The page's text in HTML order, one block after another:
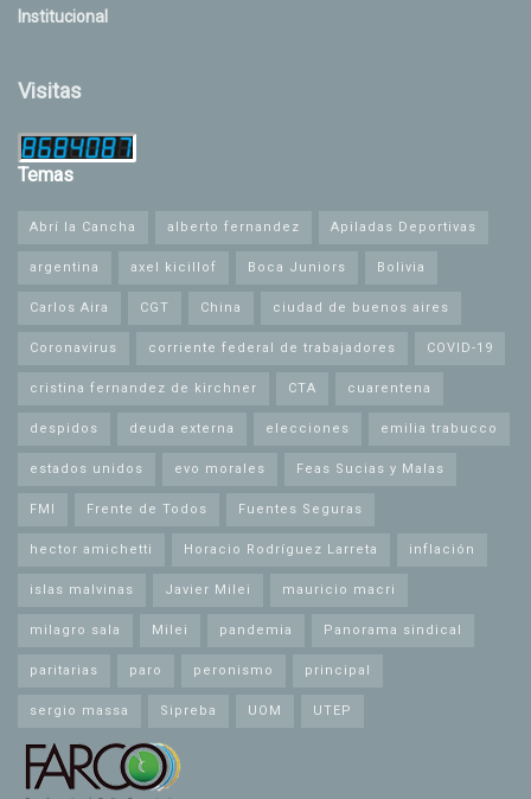
Institucional
Visitas
Temas
Abrí la Cancha alberto fernandez Apiladas Deportivas
argentina axel kicillof Boca Juniors Bolivia
Carlos Aira CGT China ciudad de buenos aires
Coronavirus corriente federal de trabajadores COVID-19
cristina fernandez de kirchner CTA cuarentena
despidos deuda externa elecciones emilia trabucco
estados unidos evo morales Feas Sucias y Malas
FMI Frente de Todos Fuentes Seguras
hector amichetti Horacio Rodríguez Larreta inflación
islas malvinas Javier Milei mauricio macri
milagro sala Milei pandemia Panorama sindical
paritarias paro peronismo principal
sergio massa Sipreba UOM UTEP